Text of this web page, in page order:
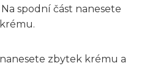
spodní část nanesete
zbytek krému a